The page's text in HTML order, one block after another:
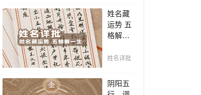
读您的
事业天
赋，扭
不利困
凶，未
来命运
全知
晓。
姓名藏
运势 五
格解一
名判断
吉凶，
你的名
姓名详批
阴阳五